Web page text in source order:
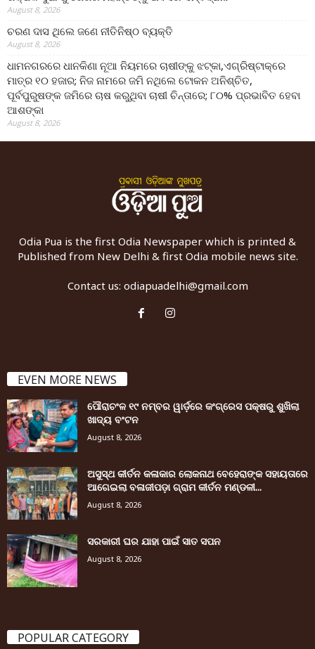
August 8, 2026
ଚରଣ ଦାସ ଥିଲେ ଜଣେ ନୀତିନିଷ୍ଠ ବ୍ୟକ୍ତି
August 8, 2026
ଧାମନଗରରେ ଧାନକିଣା ନୂଆ ନିୟମରେ ଚାଷୀଙ୍କୁ ଝଟ୍‌କା,ଏଗ୍ରିଷ୍ଟାକ୍‌ରେ
ମାତ୍ର ୧୦ ହଜାର; ନିଜ ନାମରେ ଜମି ନଥିଲେ ଟୋକନ ଅନିଶ୍ଚିତ,
ପୂର୍ବପୁରୁଷଙ୍କ ଜମିରେ ଚାଷ କରୁଥିବା ଚାଷୀ ଚିନ୍ତାରେ; ୮୦% ପ୍ରଭାବିତ ହେବା
ଆଶଙ୍କା
August 8, 2026
Odia Pua is the first Odia Newspaper which is printed &
Published from New Delhi & first Odia mobile news site.
Contact us: odiapuadelhi@gmail.com
EVEN MORE NEWS
ପୌରାଚଂଳ ୧୯ ନମ୍ବର ୱାର୍ଡ଼ରେ କଂଗ୍ରେସ ପକ୍ଷରୁ ଶୁଖିଲା
ଖାଦ୍ୟ ବଂଟନ
August 8, 2026
ଅସୁସ୍ଥ କୀର୍ତନ କଳାକାର ଲୋକନାଥ ବେହେରାଙ୍କ ସହାୟତାରେ
ଆଗେଇଲା ବଳାଜୀପଡ଼ା ଗ୍ରାମ କୀର୍ତନ ମଣ୍ଡଳୀ...
August 8, 2026
ସରକାରୀ ଘର ଯାହା ପାଇଁ ସାତ ସପନ
August 8, 2026
POPULAR CATEGORY